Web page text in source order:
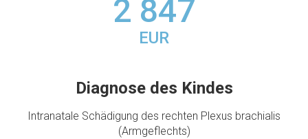
2 847
EUR
Diagnose des Kindes
Intranatale Schädigung des rechten Plexus brachialis
(Armgeflechts)